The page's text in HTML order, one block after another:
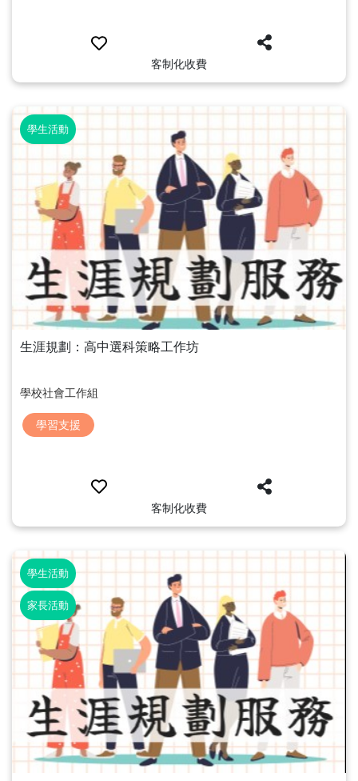
客制化收費
學生活動
生涯規劃：高中選科策略工作坊
學校社會工作組
學習支援
客制化收費
學生活動
家長活動